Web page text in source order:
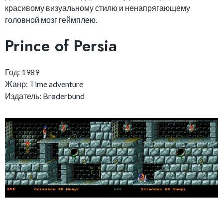
красивому визуальному стилю и ненапрягающему
головной мозг геймплею.
Prince of Persia
Год: 1989
Жанр: Time adventure
Издатель: Brøderbund